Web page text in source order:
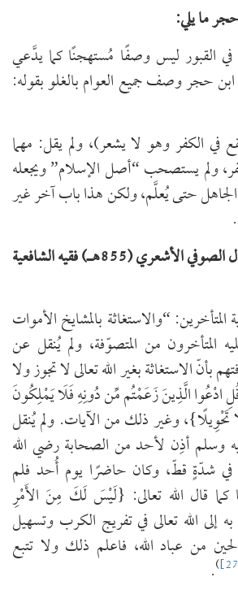
ما يلي:
القبور ليس وصفًا مُستهجنًا كما يدَّعي
حجر وصف جميع العوام بالغلو بقوله:
الكفر وهو لا يشعر)، ولم يقل: مهما
ولم يستصحب “أصل الإسلام” ويجعله
الجاهل حتى يُعلَّم، ولكن هذا باب آخر غير
13- بدر الدين الأهدل الصوفي الأشعري (855هـ) فقيه الشافعية
“والاستغاثة بالمشايخ الأموات
المتأخرون من المتصوّفة، ولم يُنقل عن
بأنّ الاستغاثة بغير الله تعالى لا تجوز ولا
ادْعُوا الَّذِينَ زَعَمْتُم مِّن دُونِهِ فَلَا يَمْلِكُونَ
وغير ذلك من الآيات. ولم يُنقل
وسلم أذِن لأحد من الصحابة رضي الله
في شدّةٍ قطّ، وكان حاضرًا يوم أُحد فلم
قال الله تعالى: {لَيْسَ لَكَ مِنَ الأَمْرِ
إلى الله تعالى في تفريج الكرب وتسهيل
من عباد الله، فاعلم ذلك ولا تتبع
)
.